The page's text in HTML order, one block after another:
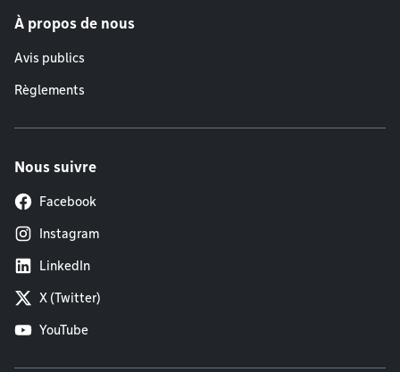
À propos de nous
Avis publics
Règlements
Nous suivre
Facebook
Instagram
LinkedIn
X (Twitter)
YouTube